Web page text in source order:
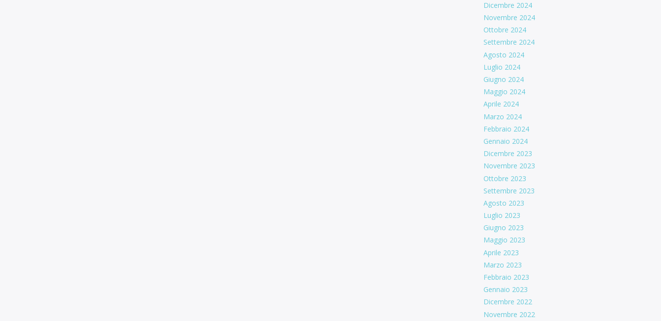
Dicembre 2024
Novembre 2024
Ottobre 2024
Settembre 2024
Agosto 2024
Luglio 2024
Giugno 2024
Maggio 2024
Aprile 2024
Marzo 2024
Febbraio 2024
Gennaio 2024
Dicembre 2023
Novembre 2023
Ottobre 2023
Settembre 2023
Agosto 2023
Luglio 2023
Giugno 2023
Maggio 2023
Aprile 2023
Marzo 2023
Febbraio 2023
Gennaio 2023
Dicembre 2022
Novembre 2022